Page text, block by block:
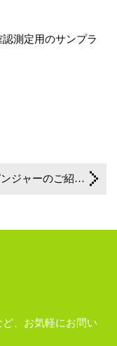
測定用のサンプラ
PFAインピンジャーのご紹介(液体捕集の個人ばく露測定に)
、お気軽にお問い